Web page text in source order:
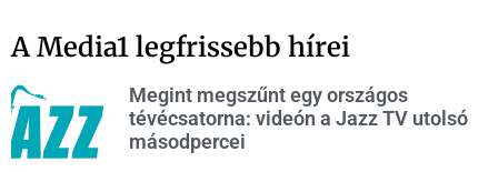
A Media1 legfrissebb hírei
Megint megszűnt egy országos
tévécsatorna: videón a Jazz TV utolsó
másodpercei